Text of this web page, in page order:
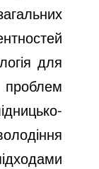
для
проблем